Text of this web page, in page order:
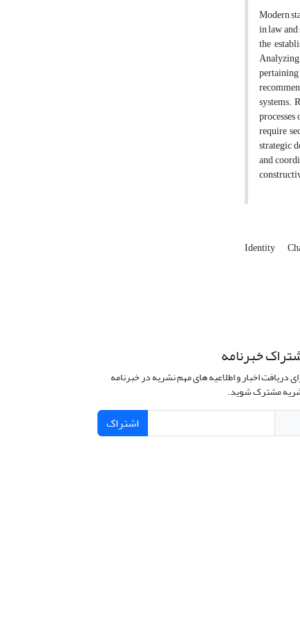
Modern
in law
the
systems.
require
strategic
and
Identity
خبرنامه
دریافت اخبار و اطلاعیه های مهم نشریه در خبرنامه
مشترک شوید.
اشتراک